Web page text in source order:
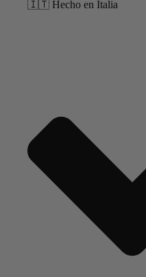
🇮🇹 Hecho en Italia